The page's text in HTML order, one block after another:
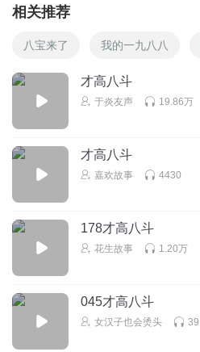
相关推荐
八宝来了 我的一九八八
才高八斗
于炎友声 19.86万
才高八斗
嘉欢故事 4430
178才高八斗
花生故事 1.20万
045才高八斗
女汉子也会烫头 39